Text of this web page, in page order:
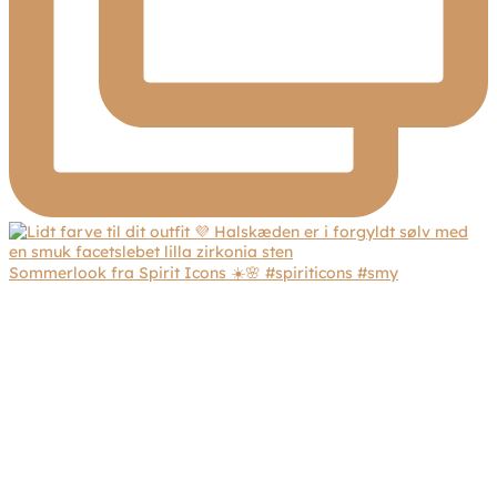
Sommerlook fra Spirit Icons ☀️🌸 #spiriticons #smy